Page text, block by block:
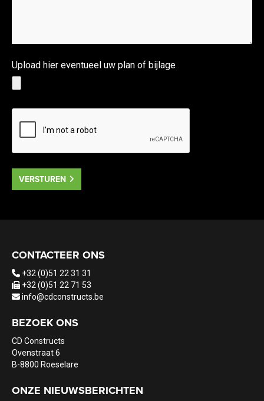
Upload hier eventueel uw plan of bijlage
VERSTUREN
CONTACTEER ONS
+32 (0)51 22 31 31
+32 (0)51 22 71 53
info@cdconstructs.be
BEZOEK ONS
CD Constructs
Ovenstraat 6
B-8800 Roeselare
ONZE NIEUWSBERICHTEN